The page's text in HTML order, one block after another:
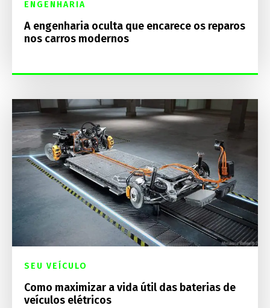
ENGENHARIA
A engenharia oculta que encarece os reparos
nos carros modernos
SEU VEÍCULO
Como maximizar a vida útil das baterias de
veículos elétricos